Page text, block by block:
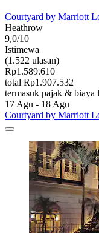
Courtyard by Marriott
Heathrow
9,0/10
Istimewa
(1.522 ulasan)
Rp1.589.610
total Rp1.907.532
termasuk pajak & biaya
17 Agu - 18 Agu
Courtyard by Marriott